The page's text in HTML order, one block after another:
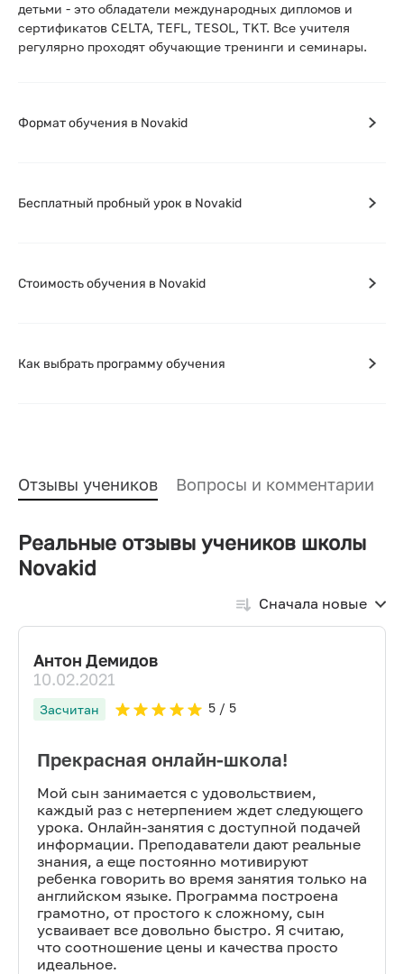
детьми - это обладатели международных дипломов и
сертификатов CELTA, TEFL, TESOL, TKT. Все учителя
регулярно проходят обучающие тренинги и семинары.
Формат обучения в Novakid
Бесплатный пробный урок в Novakid
Стоимость обучения в Novakid
Как выбрать программу обучения
Отзывы учеников Вопросы и комментарии
Реальные отзывы учеников школы
Novakid
Сначала новые
Антон Демидов
10.02.2021
Засчитан 5/ 5
Прекрасная онлайн-школа!
Мой сын занимается с удовольствием,
каждый раз с нетерпением ждет следующего
урока. Онлайн-занятия с доступной подачей
информации. Преподаватели дают реальные
знания, а еще постоянно мотивируют
ребенка говорить во время занятия только на
английском языке. Программа построена
грамотно, от простого к сложному, сын
усваивает все довольно быстро. Я считаю,
что соотношение цены и качества просто
идеальное.